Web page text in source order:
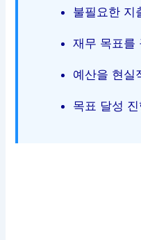
불필요한 지
재무 목표를
예산을 현실
목표 달성